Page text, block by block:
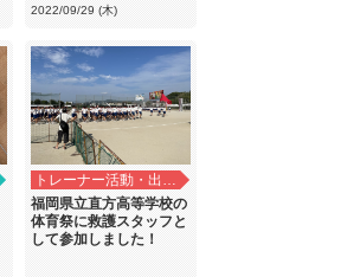
2022/09/29 (木)
トレーナー活動・出前講義
福岡県立直方高等学校の
体育祭に救護スタッフと
して参加しました！